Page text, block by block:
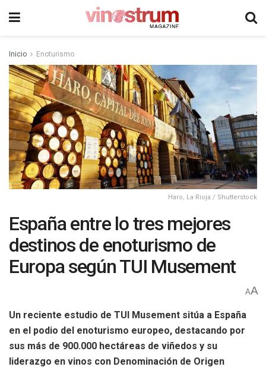
Inicio Enoturismo
Haro, La Rioja / Shutterstock
España entre lo tres mejores
destinos de enoturismo de
Europa según TUI Musement
AA
Un reciente estudio de TUI Musement sitúa a España
en el podio del enoturismo europeo, destacando por
sus más de 900.000 hectáreas de viñedos y su
liderazgo en vinos con Denominación de Origen